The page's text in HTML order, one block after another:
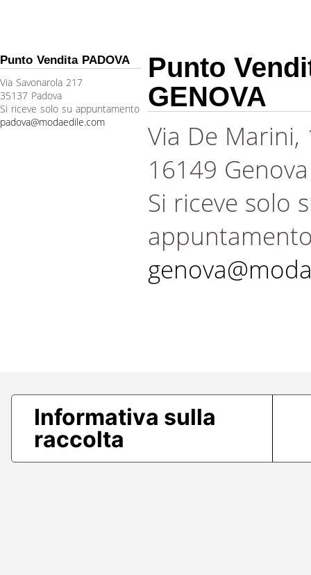
Punto Vendita PADOVA
Via Savonarola 217
35137 Padova
Si riceve solo su appuntamento
padova@modaedile.com
Punto
GENOVA
Via De Marini,
16149 Genova
Si riceve solo
Informativa sulla
raccolta